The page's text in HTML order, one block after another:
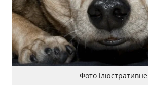
Фото ілюстративне